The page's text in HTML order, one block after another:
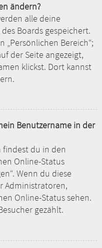
ändern?
alle deine
Boards gespeichert.
„Persönlichen Bereich“;
der Seite angezeigt,
klickst. Dort kannst
Benutzername in der
findest du in den
Online-Status
Wenn du diese
Administratoren,
Online-Status sehen.
gezählt.